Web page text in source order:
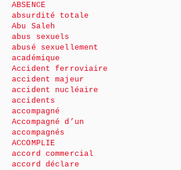
ABSENCE
absurdité totale
Abu Saleh
abus sexuels
abusé sexuellement
académique
Accident ferroviaire
accident majeur
accident nucléaire
accidents
accompagné
Accompagné d’un
accompagnés
ACCOMPLIE
accord commercial
accord déclare